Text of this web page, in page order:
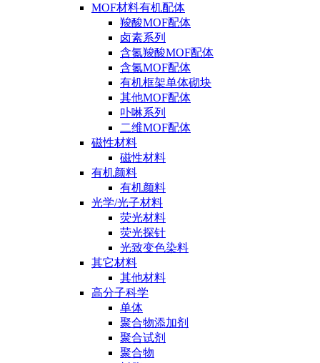
MOF材料有机配体
羧酸MOF配体
卤素系列
含氮羧酸MOF配体
含氮MOF配体
有机框架单体砌块
其他MOF配体
卟啉系列
二维MOF配体
磁性材料
磁性材料
有机颜料
有机颜料
光学/光子材料
荧光材料
荧光探针
光致变色染料
其它材料
其他材料
高分子科学
单体
聚合物添加剂
聚合试剂
聚合物